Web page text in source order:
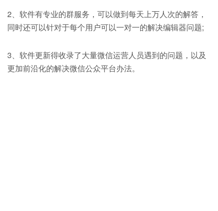
2、软件有专业的群服务，可以做到每天上万人次的解答，
同时还可以针对于每个用户可以一对一的解决编辑器问题;
3、软件更新得收录了大量微信运营人员遇到的问题，以及
更加前沿化的解决微信公众平台办法。